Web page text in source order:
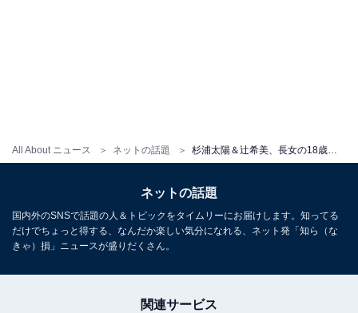
All About ニュース ネットの話題
ネットの話題
国内外のSNSで話題の人＆トピックをタイムリーにお届けします。知ってる
だけでちょっと得する、なんだか楽しい気分になれる、ネット発「知ら（な
きゃ）損」ニュースが盛りだくさん。
関連サービス